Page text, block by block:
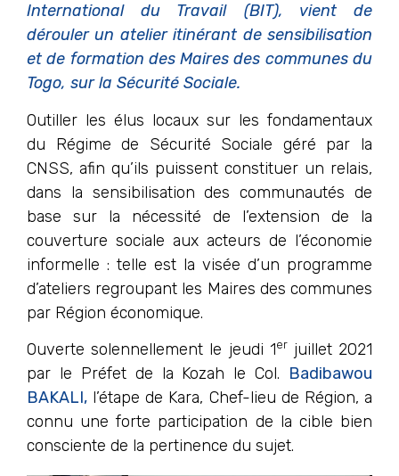
International du Travail (BIT), vient de
dérouler un atelier itinérant de sensibilisation
et de formation des Maires des communes du
Togo, sur la Sécurité Sociale.
Outiller les élus locaux sur les fondamentaux
du Régime de Sécurité Sociale géré par la
CNSS, afin qu’ils puissent constituer un relais,
dans la sensibilisation des communautés de
base sur la nécessité de l’extension de la
couverture sociale aux acteurs de l’économie
informelle : telle est la visée d’un programme
d’ateliers regroupant les Maires des communes
par Région économique.
Ouverte solennellement le jeudi 1erjuillet 2021
par le Préfet de la Kozah le Col. Badibawou
BAKALI, l’étape de Kara, Chef-lieu de Région, a
connu une forte participation de la cible bien
consciente de la pertinence du sujet.